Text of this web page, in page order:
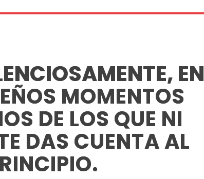
EN
MOMENTOS
DE LOS QUE NI
DAS CUENTA AL